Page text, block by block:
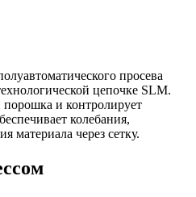
просева
цепочке SLM.
порошка и контролирует
колебания,
материала через сетку.